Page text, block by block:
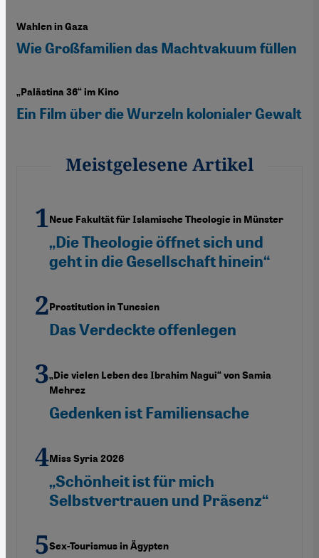
Wahlen in Gaza
Wie Großfamilien das Machtvakuum füllen
„Palästina 36“ im Kino
Ein Film über die Wurzeln kolonialer Gewalt
Meistgelesene Artikel
Neue Fakultät für Islamische Theologie in Münster
„Die Theologie öffnet sich und
geht in die Gesellschaft hinein“
Prostitution in Tunesien
Das Verdeckte offenlegen
„Die vielen Leben des Ibrahim Nagui“ von Samia
Mehrez
Gedenken ist Familiensache
Miss Syria 2026
„Schönheit ist für mich
Selbstvertrauen und Präsenz“
Sex-Tourismus in Ägypten